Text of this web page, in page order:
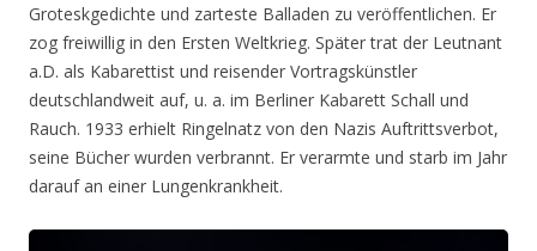
Groteskgedichte und zarteste Balladen zu veröffentlichen. Er
zog freiwillig in den Ersten Weltkrieg. Später trat der Leutnant
a.D. als Kabarettist und reisender Vortragskünstler
deutschlandweit auf, u. a. im Berliner Kabarett Schall und
Rauch. 1933 erhielt Ringelnatz von den Nazis Auftrittsverbot,
seine Bücher wurden verbrannt. Er verarmte und starb im Jahr
darauf an einer Lungenkrankheit.